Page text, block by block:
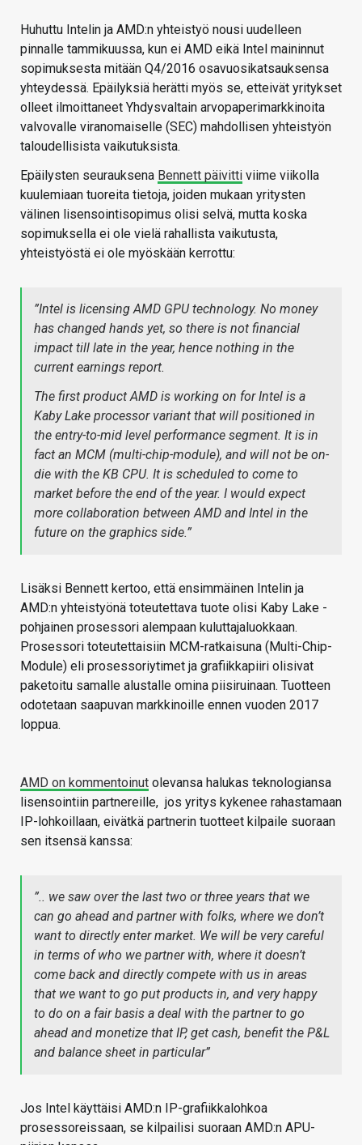
Huhuttu Intelin ja AMD:n yhteistyö nousi uudelleen
pinnalle tammikuussa, kun ei AMD eikä Intel maininnut
sopimuksesta mitään Q4/2016 osavuosikatsauksensa
yhteydessä. Epäilyksiä herätti myös se, etteivät yritykset
olleet ilmoittaneet Yhdysvaltain arvopaperimarkkinoita
valvovalle viranomaiselle (SEC) mahdollisen yhteistyön
taloudellisista vaikutuksista.
Epäilysten seurauksena Bennett päivitti viime viikolla
kuulemiaan tuoreita tietoja, joiden mukaan yritysten
välinen lisensointisopimus olisi selvä, mutta koska
sopimuksella ei ole vielä rahallista vaikutusta,
yhteistyöstä ei ole myöskään kerrottu:
”Intel is licensing AMD GPU technology. No money
has changed hands yet, so there is not financial
impact till late in the year, hence nothing in the
current earnings report.
The first product AMD is working on for Intel is a
Kaby Lake processor variant that will positioned in
the entry-to-mid level performance segment. It is in
fact an MCM (multi-chip-module), and will not be on-
die with the KB CPU. It is scheduled to come to
market before the end of the year. I would expect
more collaboration between AMD and Intel in the
future on the graphics side.”
Lisäksi Bennett kertoo, että ensimmäinen Intelin ja
AMD:n yhteistyönä toteutettava tuote olisi Kaby Lake -
pohjainen prosessori alempaan kuluttajaluokkaan.
Prosessori toteutettaisiin MCM-ratkaisuna (Multi-Chip-
Module) eli prosessoriytimet ja grafiikkapiiri olisivat
paketoitu samalle alustalle omina piisiruinaan. Tuotteen
odotetaan saapuvan markkinoille ennen vuoden 2017
loppua.
AMD on kommentoinut olevansa halukas teknologiansa
lisensointiin partnereille, jos yritys kykenee rahastamaan
IP-lohkoillaan, eivätkä partnerin tuotteet kilpaile suoraan
sen itsensä kanssa:
”.. we saw over the last two or three years that we
can go ahead and partner with folks, where we don’t
want to directly enter market. We will be very careful
in terms of who we partner with, where it doesn’t
come back and directly compete with us in areas
that we want to go put products in, and very happy
to do on a fair basis a deal with the partner to go
ahead and monetize that IP, get cash, benefit the P&L
and balance sheet in particular”
Jos Intel käyttäisi AMD:n IP-grafiikkalohkoa
prosessoreissaan, se kilpailisi suoraan AMD:n APU-